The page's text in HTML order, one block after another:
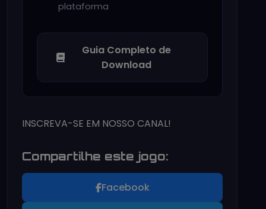
plataforma
Guia Completo de
Download
INSCREVA-SE EM NOSSO CANAL!
Compartilhe este jogo:
Facebook